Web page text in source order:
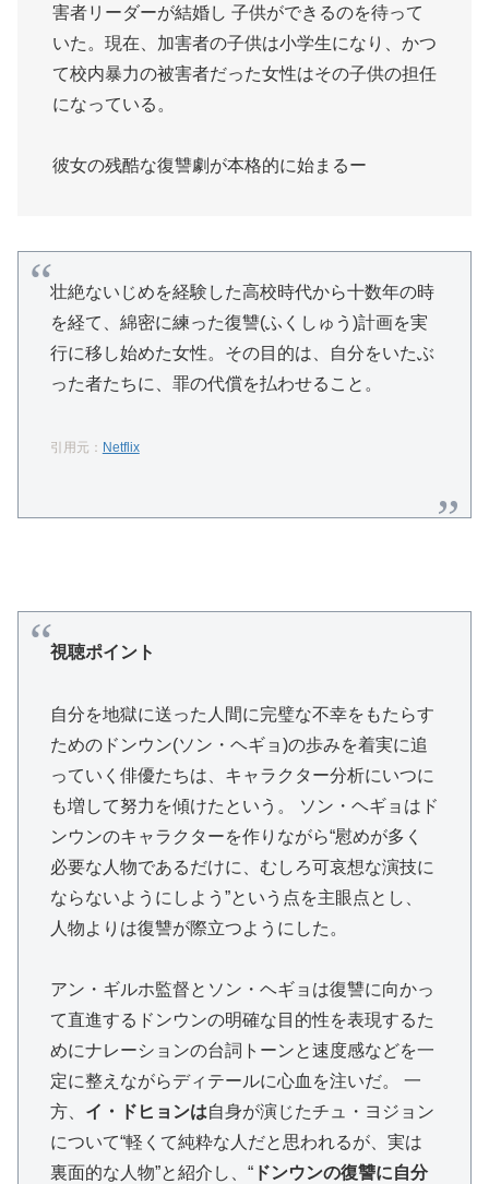
害者リーダーが結婚し 子供ができるのを待って
いた。現在、加害者の子供は小学生になり、かつ
て校内暴力の被害者だった女性はその子供の担任
になっている。
彼女の残酷な復讐劇が本格的に始まるー
壮絶ないじめを経験した高校時代から十数年の時
を経て、綿密に練った復讐(ふくしゅう)計画を実
行に移し始めた女性。その目的は、自分をいたぶ
った者たちに、罪の代償を払わせること。
引用元： Netflix
視聴ポイント
自分を地獄に送った人間に完璧な不幸をもたらす
ためのドンウン(ソン・ヘギョ)の歩みを着実に追
っていく俳優たちは、キャラクター分析にいつに
も増して努力を傾けたという。 ソン・ヘギョはド
ンウンのキャラクターを作りながら“慰めが多く
必要な人物であるだけに、むしろ可哀想な演技に
ならないようにしよう”という点を主眼点とし、
人物よりは復讐が際立つようにした。
アン・ギルホ監督とソン・ヘギョは復讐に向かっ
て直進するドンウンの明確な目的性を表現するた
めにナレーションの台詞トーンと速度感などを一
定に整えながらディテールに心血を注いだ。 一
方、 イ・ドヒョンは自身が演じたチュ・ヨジョン
について“軽くて純粋な人だと思われるが、実は
裏面的な人物”と紹介し、“ドンウンの復讐に自分